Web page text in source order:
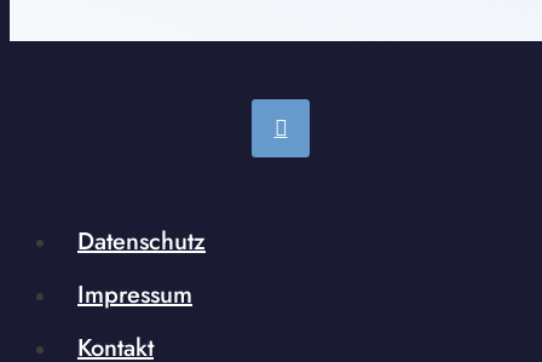
Datenschutz
Impressum
Kontakt